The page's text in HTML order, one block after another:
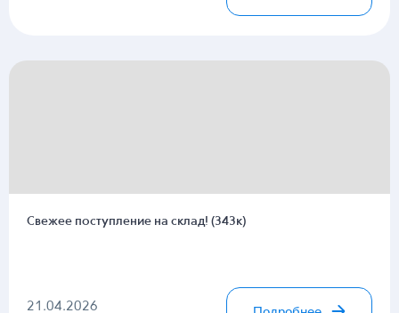
Свежее поступление на склад! (343к)
21.04.2026